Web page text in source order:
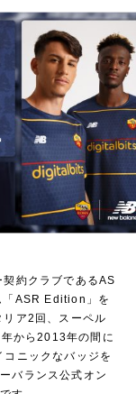
約クラブであるAS
ASR Edition」を
ア2回、スーペル
から2013年の間に
ニックなバッジを
バランス公式オン